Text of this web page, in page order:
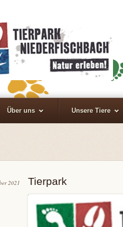
Über uns Unsere Tiere
2021 Tierpark